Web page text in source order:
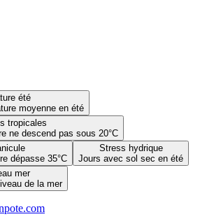
été
moyenne en été
tropicales
ne descend pas sous 20°C
dépasse 35°C
Stress hydrique
Jours avec sol sec en été
mer
de la mer